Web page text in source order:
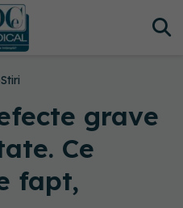
Stiri
grave
Ce
fapt,